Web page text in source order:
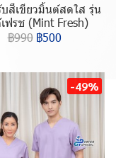
สีเขียวมิ้นต์สดใส รุ่น
ฟรช (Mint Fresh)
฿990 ฿500
-49%